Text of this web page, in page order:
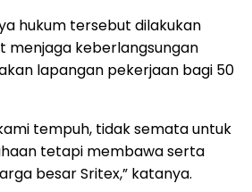
hukum tersebut dilakukan
menjaga keberlangsungan
lapangan pekerjaan bagi 50
tempuh, tidak semata untuk
tetapi membawa serta
besar Sritex,” katanya.